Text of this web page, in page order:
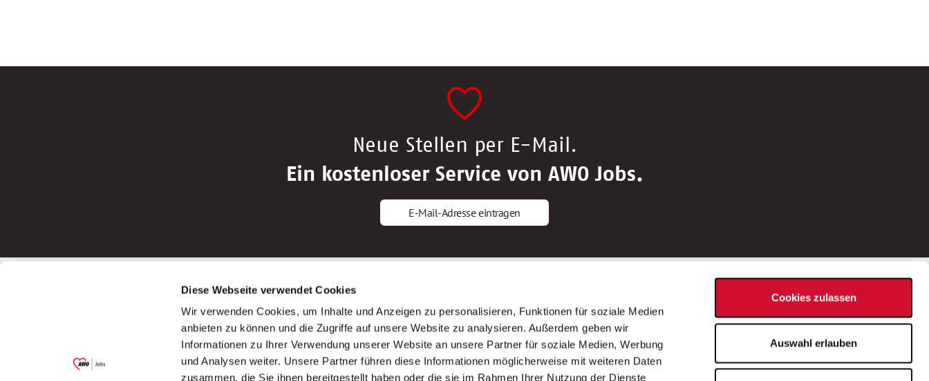
Diese Webseite verwendet Cookies
Wir verwenden Cookies, um Inhalte und Anzeigen zu personalisieren, Funktionen für soziale Medien
anbieten zu können und die Zugriffe auf unsere Website zu analysieren. Außerdem geben wir
Informationen zu Ihrer Verwendung unserer Website an unsere Partner für soziale Medien, Werbung
und Analysen weiter. Unsere Partner führen diese Informationen möglicherweise mit weiteren Daten
zusammen, die Sie ihnen bereitgestellt haben oder die sie im Rahmen Ihrer Nutzung der Dienste
Cookies zulassen
Auswahl erlauben
Neue Stellen per E-Mail.
Ein kostenloser Service von AWO Jobs.
E-Mail-Adresse eintragen
Garitz Bewirtschaftungsbetriebe GmbH
(Ein Tochterunternehmen des AWO
Bezirksverbandes Unterfranken e.V.)
Bewerbungstipps
Bewerbung als Altenpfleger*in
Bewerbung als Krankenpfleger*in
Bewerbung als Altenpflegehelfer*in
Bewerbung als Erzieher*in
AWO Gliederungen nach Bundesland
Stellenangebote nach Bundesländern
Sitemap
Impressum
Datenschutz
Bei Fragen zu einer Stellenausschreibung
wenden Sie sich bitte an die*den in der
Stellenausschreibung genannte*n